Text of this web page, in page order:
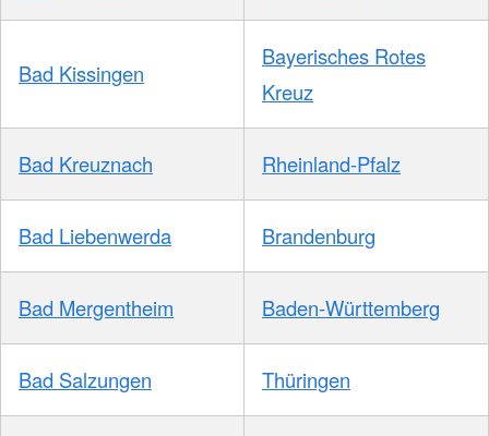
Bad Kissingen
Bayerisches Rotes
Kreuz
Bad Kreuznach Rheinland-Pfalz
Bad Liebenwerda Brandenburg
Bad Mergentheim Baden-Württemberg
Bad Salzungen Thüringen